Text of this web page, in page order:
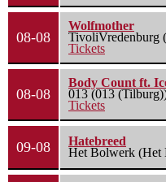
08-08
Wolfmother
TivoliVredenburg
Tickets
08-08
Body Count ft.
013 (013
Tickets
09-08
Hatebreed
Het Bolwerk (Het